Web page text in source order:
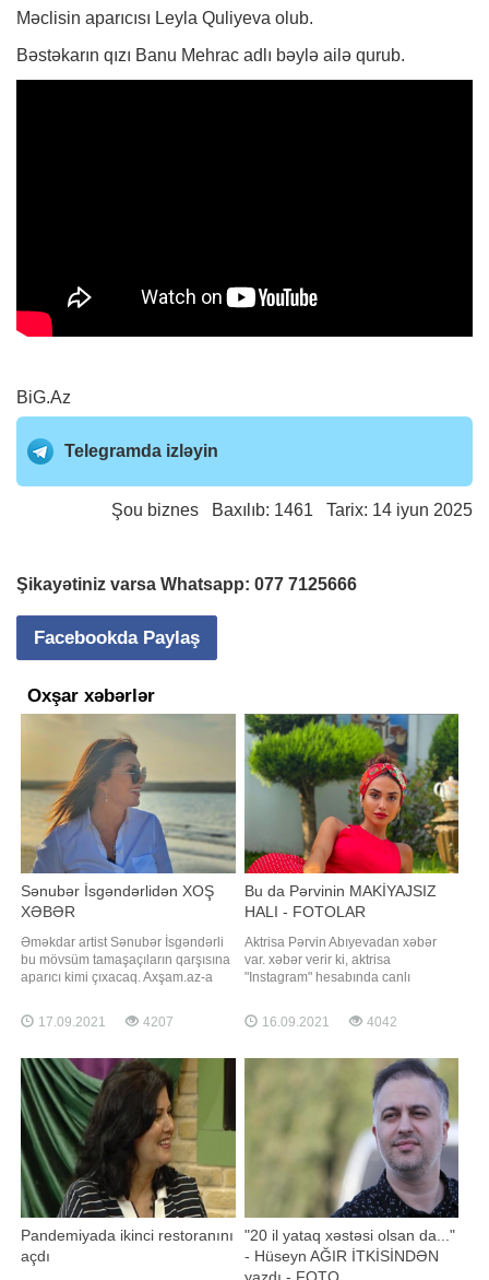
Məclisin aparıcısı Leyla Quliyeva olub.
Bəstəkarın qızı Banu Mehrac adlı bəylə ailə qurub.
BiG.Az
Telegramda izləyin
Şou biznes Baxılıb: 1461 Tarix: 14 iyun 2025
Şikayətiniz varsa Whatsapp: 077 7125666
Facebookda Paylaş
Oxşar xəbərlər
Sənubər İsgəndərlidən XOŞ
XƏBƏR
Əməkdar artist Sənubər İsgəndərli
bu mövsüm tamaşaçıların qarşısına
aparıcı kimi çıxacaq. Axşam.az-a
"Xəzər TV" ilə anlaşıb. Onun
proqramının adı "Sənətdən kənar"
məlumat yayıb. Verilişin çəkilişləri
bir neçə gündü
17.09.2021 4207
Bu da Pərvinin MAKİYAJSIZ
HALI - FOTOLAR
Aktrisa Pərvin Abıyevadan xəbər
var. xəbər verir ki, aktrisa
"Instagram" hesabında canlı
Pərvin makiyajsız və saçları dağınıq
halda görünüb. İzləyiciləri onun bu
16.09.2021 4042
Pandemiyada ikinci restoranını
açdı
"20 il yataq xəstəsi olsan da..."
- Hüseyn AĞIR İTKİSİNDƏN